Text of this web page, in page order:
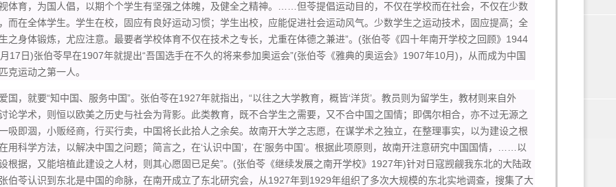
体育，为国人倡，以期个个学生有坚强之体魄，及健全之精神。……但苓提倡运动目的，不仅在学校而在社会，不仅在少数
而在全体学生。学生在校，固应有良好运动习惯；学生出校，应能促进社会运动风气。少数学生之运动技术，固应提高；全
之身体锻炼，尤应注意。最要者学校体育不仅在技术之专长，尤重在体德之兼进”。(张伯苓《四十年南开学校之回顾》1944
17日)张伯苓早在1907年就提出“吾国选手在不久的将来参加奥运会”(张伯苓《雅典的奥运会》1907年10月)，从而成为中国
克运动之第一人。
，就要“知中国、服务中国”。张伯苓在1927年就指出，“以往之大学教育，概皆‘洋货’。教员则为留学生，教材则来自外
论学术，则恒以欧美之历史与社会为背影。此类教育，既不合学生之需要，又不合中国之国情；即偶尔相合，亦不过无源之
吸即涸，小贩经商，行买行卖，中国将长此拾人之余矣。故南开大学之志愿，在谋学术之独立，在整理事实，以为建设之根
用科学方法，以解决中国之问题；简言之，在‘认识中国’，在‘服务中国’。根据此项原则，故南开注意研究中国国情，……以
根据，又能培植此建设之人材，则其心愿固已足矣”。(张伯苓《继续发展之南开学校》1927年)针对日寇觊觎我东北的大陆政
伯苓认识到东北是中国的命脉，在南开成立了东北研究会，从1927年到1929年组织了多次大规模的东北实地调查，搜集了大